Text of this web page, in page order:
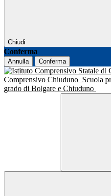
Chiudi
Conferma
Annulla Conferma
Comprensivo Chiuduno Scuola
grado di Bolgare e Chiuduno